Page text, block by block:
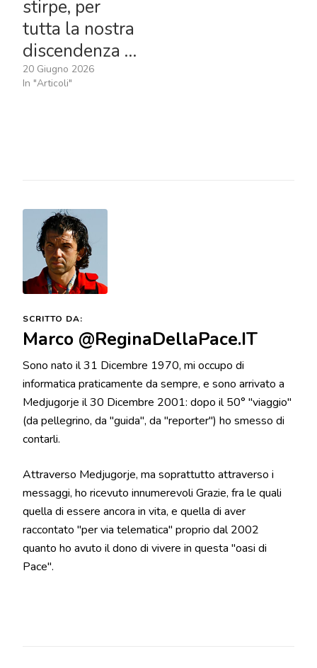
stirpe, per
tutta la nostra
discendenza …
20 Giugno 2026
In "Articoli"
SCRITTO DA:
Marco @ReginaDellaPace.IT
Sono nato il 31 Dicembre 1970, mi occupo di
informatica praticamente da sempre, e sono arrivato a
Medjugorje il 30 Dicembre 2001: dopo il 50° "viaggio"
(da pellegrino, da "guida", da "reporter") ho smesso di
contarli.
Attraverso Medjugorje, ma soprattutto attraverso i
messaggi, ho ricevuto innumerevoli Grazie, fra le quali
quella di essere ancora in vita, e quella di aver
raccontato "per via telematica" proprio dal 2002
quanto ho avuto il dono di vivere in questa "oasi di
Pace".